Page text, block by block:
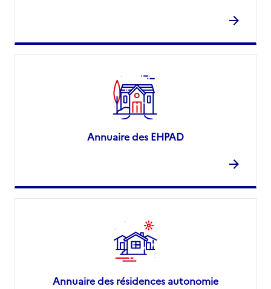
Annuaire des EHPAD
Annuaire des résidences autonomie